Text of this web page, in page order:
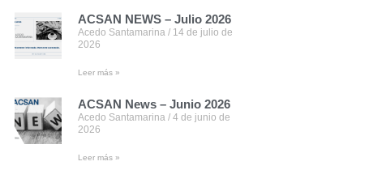
ACSAN NEWS – Julio 2026
Acedo Santamarina 14 de julio de
2026
Leer más »
ACSAN News – Junio 2026
Acedo Santamarina 4 de junio de
2026
Leer más »